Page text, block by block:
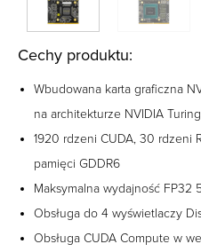
Cechy produktu:
Wbudowana karta graficzna
na architekturze NVIDIA Turing
1920 rdzeni CUDA, 30 rdzeni
pamięci GDDR6
Maksymalna wydajność FP32
Obsługa do 4 wyświetlaczy
Obsługa CUDA Compute w